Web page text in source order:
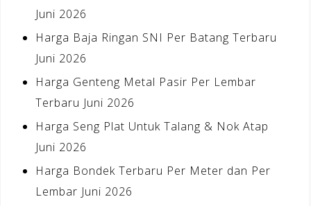
Juni 2026
Harga Baja Ringan SNI Per Batang Terbaru
Juni 2026
Harga Genteng Metal Pasir Per Lembar
Terbaru Juni 2026
Harga Seng Plat Untuk Talang & Nok Atap
Juni 2026
Harga Bondek Terbaru Per Meter dan Per
Lembar Juni 2026